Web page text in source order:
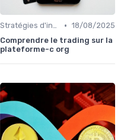
Stratégies d'investissement • 18/08/2025
Comprendre le trading sur la
plateforme-c org